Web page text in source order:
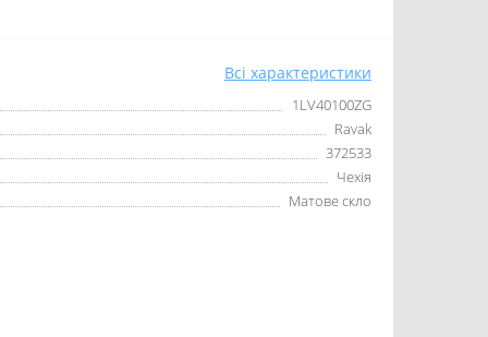
Всі характеристики
1LV40100ZG
Ravak
372533
Чехія
Матове скло